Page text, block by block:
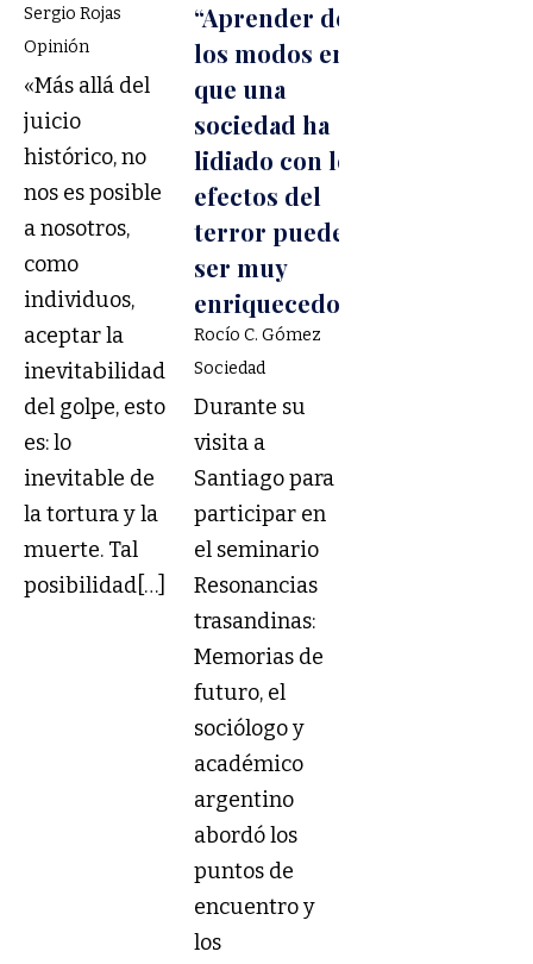
Sergio Rojas
Opinión
«Más allá del
juicio
histórico, no
nos es posible
a nosotros,
como
individuos,
aceptar la
inevitabilidad
del golpe, esto
es: lo
inevitable de
la tortura y la
muerte. Tal
posibilidad[…]
“Aprender de
los modos en
que una
sociedad ha
lidiado con los
efectos del
terror puede
ser muy
enriquecedor”
Rocío C. Gómez
Sociedad
Durante su
visita a
Santiago para
participar en
el seminario
Resonancias
trasandinas:
Memorias de
futuro, el
sociólogo y
académico
argentino
abordó los
puntos de
encuentro y
los